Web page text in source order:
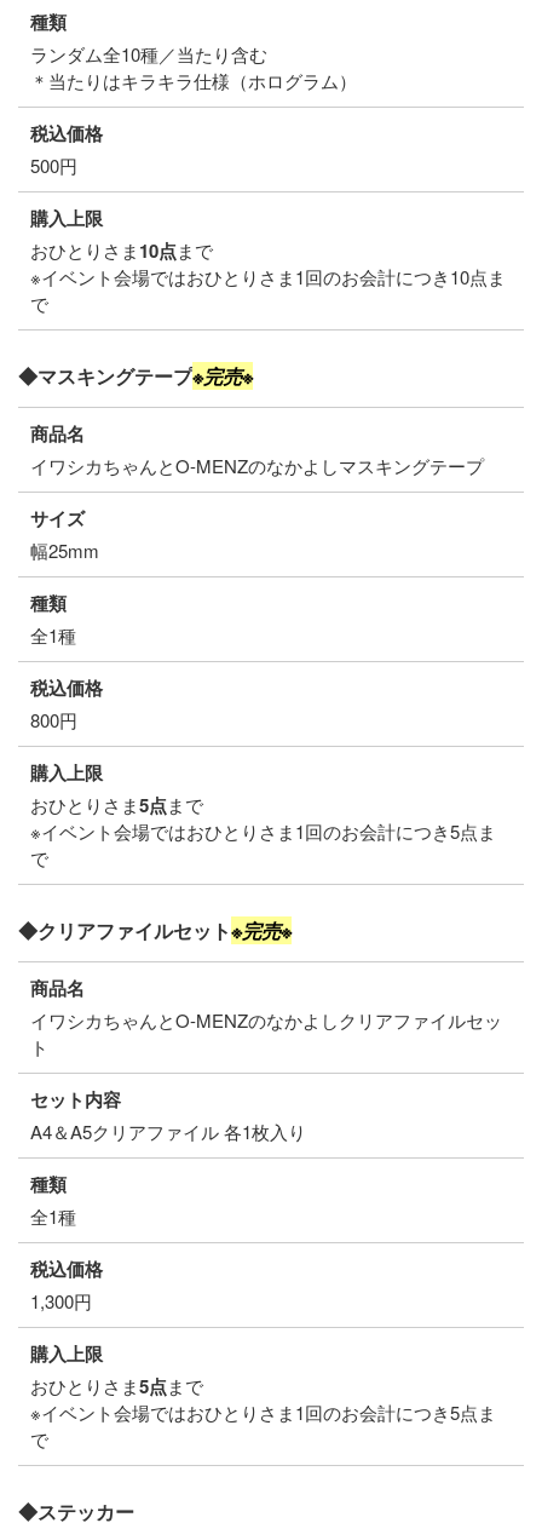
種類
ランダム全10種／当たり含む
＊当たりはキラキラ仕様（ホログラム）
税込価格
500円
購入上限
おひとりさま10点まで
※イベント会場ではおひとりさま1回のお会計につき10点ま
で
◆マスキングテープ※完売※
商品名
イワシカちゃんとO-MENZのなかよしマスキングテープ
サイズ
幅25mm
種類
全1種
税込価格
800円
購入上限
おひとりさま5点まで
※イベント会場ではおひとりさま1回のお会計につき5点ま
で
◆クリアファイルセット※完売※
商品名
イワシカちゃんとO-MENZのなかよしクリアファイルセッ
ト
セット内容
A4＆A5クリアファイル 各1枚入り
種類
全1種
税込価格
1,300円
購入上限
おひとりさま5点まで
※イベント会場ではおひとりさま1回のお会計につき5点ま
で
◆ステッカー